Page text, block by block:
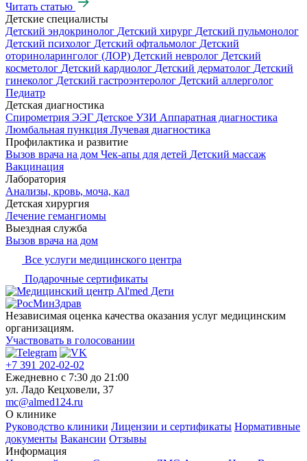
Читать статью
Детские специалисты
Детский эндокринолог Детский хирург Детский пульмонолог
Детский психолог Детский офтальмолог Детский
оториноларинголог (ЛОР) Детский невролог Детский
косметолог Детский кардиолог Детский дерматолог Детский
гинеколог Детский гастроэнтеролог Детский аллерголог
Педиатр
Детская диагностика
Спирометрия ЭЭГ Детское УЗИ Аппаратная диагностика
Люмбальная пункция Лучевая диагностика
Профилактика и развитие
Вызов врача на дом Чек-апы для детей Детский массаж
Вакцинация
Лаборатория
Анализы, кровь, моча, кал
Детская хирургия
Лечение гемангиомы
Выездная служба
Вызов врача на дом
Все услуги медицинского центра
Подарочные сертификаты
Независимая оценка качества оказания услуг медицинским
организациям.
Участвовать в голосовании
+7 391 202-02-02
Ежедневно c 7:30 до 21:00
ул. Ладо Кецховели, 37
mc@almed124.ru
О клинике
Руководство клиники Лицензии и сертификаты Нормативные
документы Вакансии Отзывы
Информация